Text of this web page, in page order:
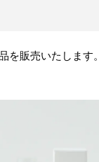
を販売いたします。